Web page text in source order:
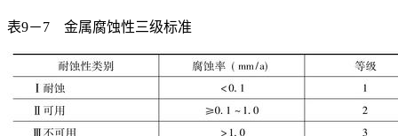
表9－7 金属腐蚀性三级标准